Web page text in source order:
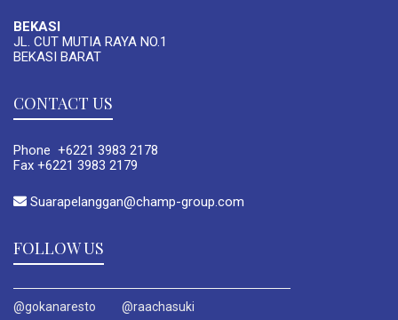
BEKASI
JL. CUT MUTIA RAYA NO.1
BEKASI BARAT
CONTACT US
Phone +6221 3983 2178
Fax +6221 3983 2179
Suarapelanggan@champ-group.com
FOLLOW US
@gokanaresto @raachasuki